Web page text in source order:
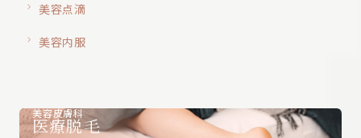
美容点滴
美容内服
美容皮膚科
医療脱毛